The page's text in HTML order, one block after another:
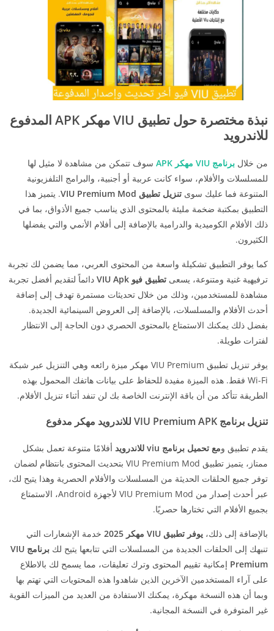
نبذة مختصرة حول تطبيق VIU مهكر APK المدفوع
للاندرويد
من خلال برنامج VIU مهكر APK
سوف تتمكن من مشاهدة لا مثيل لها
للمسلسلات والأفلام، سواء كانت عربية أو أجنبية، والبرامج التلفزيونية
المتنوعة فما عليك سوى تنزيل تطبيق VIU Premium Mod
. يتميز هذا
التطبيق بمكتبة ضخمة مليئة بالمحتوى الذي يناسب جميع الأذواق، بما في
ذلك الأفلام الكوميدية والدرامية بالإضافة إلى أفلام الأنمي والتي يفضلها
الكثيرون.
كما يوفر التطبيق تشكيلة واسعة من المحتوى العربي، مما يضمن لك تجربة
ترفيهية غنية ومتنوعة، يسعى تطبيق فيو VIU Apk
دائماً لتقديم أفضل تجربة
مشاهدة للمستخدمين، وذلك من خلال تحديثات مستمرة تهدف إلى إضافة
أحدث الأفلام والمسلسلات، بالإضافة إلى العروض السينمائية الجديدة.
بفضل ذلك يمكنك الاستمتاع بالمحتوى الحصري دون الحاجة إلى الانتظار
لفترات طويلة.
يوفر تنزيل تطبيق VIU Premium مهكر ميزة رائعه وهي التنزيل عبر شبكة
Wi-Fi فقط. هذه الميزة مفيدة للحفاظ على بيانات هاتفك المحمول بهذه
الطريقة تتأكد من أن باقة الإنترنت الخاصة بك لن تنفد أثناء تنزيل الأفلام.
تنزيل برنامج VIU Premium APK للاندرويد مهكر مدفوع
يقدم تطبيق ومع تحميل برنامج viu للاندرويد
أفلامًا متنوعة تعمل بشكل
ممتاز، يتميز تطبيق VIU Premium Mod بتحديث المحتوى بانتظام لضمان
توفر جميع الحلقات الحديثة من المسلسلات والأفلام الحصرية وهذا يتيح لك،
عبر أحدث إصدار من VIU Premium Mod لأجهزة Android، الاستمتاع
بجميع الأفلام التي تختارها حصريًا.
بالإضافة إلى ذلك، يوفر تطبيق VIU مهكر 2025 خدمة الإشعارات التي
تنبهك إلى الحلقات الجديدة من المسلسلات التي تتابعها يتيح لك
برنامج VIU
Premium إمكانية تقييم المحتوى وترك تعليقات، مما يسمح لك بالاطلاع
على آراء المستخدمين الآخرين الذين شاهدوا هذه المحتويات التي تهتم بها
وبما أن هذه النسخة مهكرة، يمكنك الاستفادة من العديد من الميزات القوية
غير المتوفرة في النسخة المجانية.